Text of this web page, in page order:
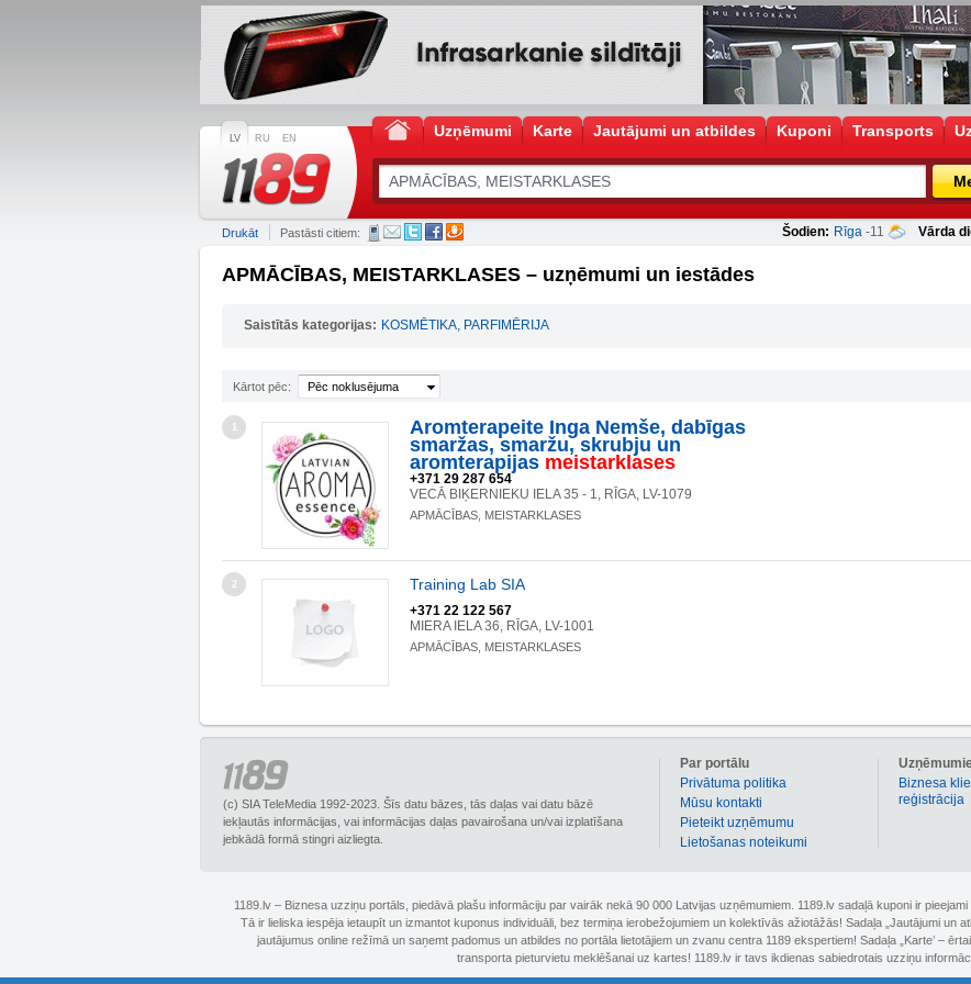
LV RU EN Uzņēmumi Karte Jautājumi un atbildes Kuponi Transports
Šodien: Rīga -11 Vārda
Drukāt Pastāsti citiem:
APMĀCĪBAS, MEISTARKLASES – uzņēmumi un iestādes
Saistītās kategorijas: KOSMĒTIKA, PARFIMĒRIJA
Kārtot pēc: Pēc noklusējuma
1
Aromterapeite Inga Nemše, dabīgas
smaržas, smaržu, skrubju un
aromterapijas meistarklases
+371 29 287 654
VECĀ BIĶERNIEKU IELA 35 - 1, RĪGA, LV-1079
APMĀCĪBAS, MEISTARKLASES
2 Training Lab SIA
+371 22 122 567
MIERA IELA 36, RĪGA, LV-1001
APMĀCĪBAS, MEISTARKLASES
(c) SIA TeleMedia 1992-2023. Šīs datu bāzes, tās daļas vai datu bāzē
iekļautās informācijas, vai informācijas daļas pavairošana un/vai izplatīšana
jebkādā formā stingri aizliegta.
Biznesa
reģistrācija
Par portālu
Privātuma politika
Mūsu kontakti
Pieteikt uzņēmumu
Lietošanas noteikumi
1189.lv – Biznesa uzziņu portāls, piedāvā plašu informāciju par vairāk nekā 90 000 Latvijas uzņēmumiem. 1189.lv sadaļā kuponi ir
Tā ir lieliska iespēja ietaupīt un izmantot kuponus individuāli, bez termiņa ierobežojumiem un kolektīvās ažiotāžās! Sadaļa „Jautājumi un
jautājumus online režīmā un saņemt padomus un atbildes no portāla lietotājiem un zvanu centra 1189 ekspertiem! Sadaļa „Karte’ –
transporta pieturvietu meklēšanai uz kartes! 1189.lv ir tavs ikdienas sabiedrotais uzziņu